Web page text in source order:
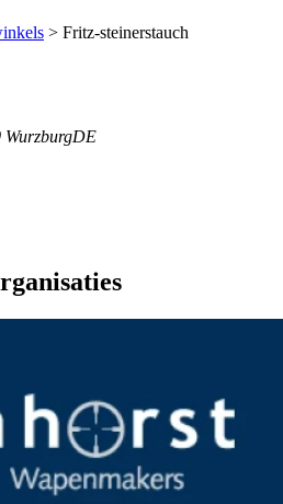
> Fritz-steinerstauch
WurzburgDE